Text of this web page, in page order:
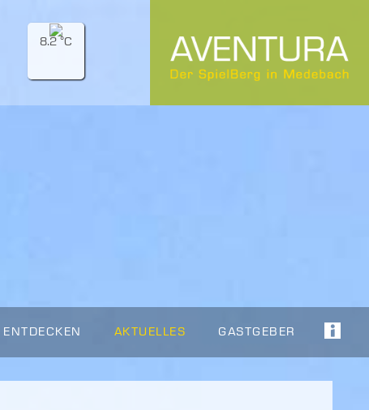
8.2 °C
AKTUELLES GASTGEBER